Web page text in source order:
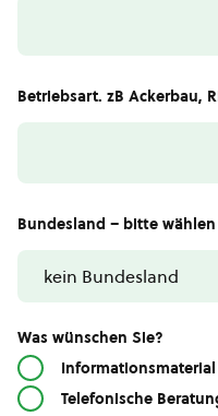
Betriebsart. zB Ackerbau,
Bundesland – bitte wählen
Was wünschen Sie?
Telefonische